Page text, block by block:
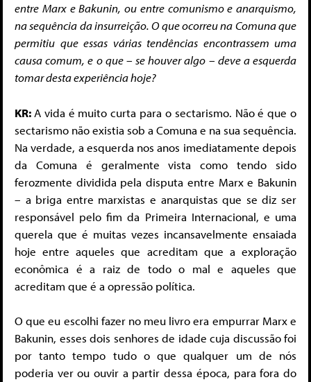
entre Marx e Bakunin, ou entre comunismo e anarquismo,
na sequência da insurreição. O que ocorreu na Comuna que
permitiu que essas várias tendências encontrassem uma
causa comum, e o que – se houver algo – deve a esquerda
tomar desta experiência hoje?
KR: A vida é muito curta para o sectarismo. Não é que o
sectarismo não existia sob a Comuna e na sua sequência.
Na verdade, a esquerda nos anos imediatamente depois
da Comuna é geralmente vista como tendo sido
ferozmente dividida pela disputa entre Marx e Bakunin
– a briga entre marxistas e anarquistas que se diz ser
responsável pelo fim da Primeira Internacional, e uma
querela que é muitas vezes incansavelmente ensaiada
hoje entre aqueles que acreditam que a exploração
econômica é a raiz de todo o mal e aqueles que
acreditam que é a opressão política.
O que eu escolhi fazer no meu livro era empurrar Marx e
Bakunin, esses dois senhores de idade cuja discussão foi
por tanto tempo tudo o que qualquer um de nós
poderia ver ou ouvir a partir dessa época, para fora do